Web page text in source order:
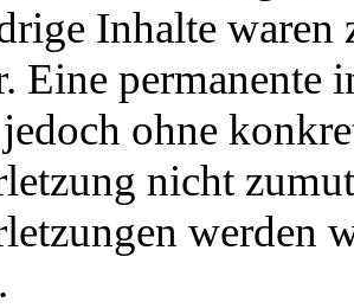
Inhalte
Eine
ohne
nicht
werden